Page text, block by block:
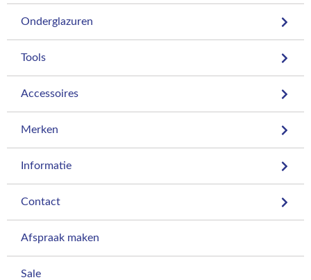
Onderglazuren
Tools
Accessoires
Merken
Informatie
Contact
Afspraak maken
Sale